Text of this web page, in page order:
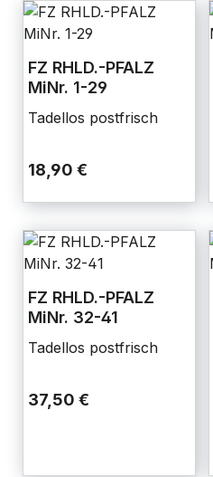
FZ RHLD.-PFALZ
MiNr. 1-29
Tadellos postfrisch
18,90 €
FZ RHLD.-PFALZ
MiNr. 32-41
Tadellos postfrisch
37,50 €